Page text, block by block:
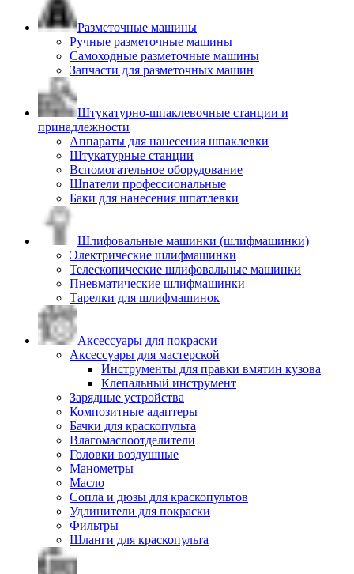
Разметочные машины
Ручные разметочные машины
Самоходные разметочные машины
Запчасти для разметочных машин
Штукатурно-шпаклевочные станции и
принадлежности
Аппараты для нанесения шпаклевки
Штукатурные станции
Вспомогательное оборудование
Шпатели профессиональные
Баки для нанесения шпатлевки
Шлифовальные машинки (шлифмашинки)
Электрические шлифмашинки
Телескопические шлифовальные машинки
Пневматические шлифмашинки
Тарелки для шлифмашинок
Аксессуары для покраски
Аксессуары для мастерской
Инструменты для правки вмятин кузова
Клепальный инструмент
Зарядные устройства
Композитные адаптеры
Бачки для краскопульта
Влагомаслоотделители
Головки воздушные
Манометры
Масло
Сопла и дюзы для краскопультов
Удлинители для покраски
Фильтры
Шланги для краскопульта